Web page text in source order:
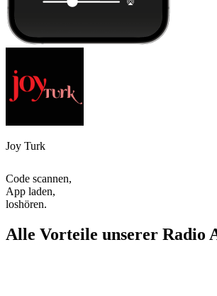
Joy Turk
Code scannen,
App laden,
loshören.
Alle Vorteile unserer Radio